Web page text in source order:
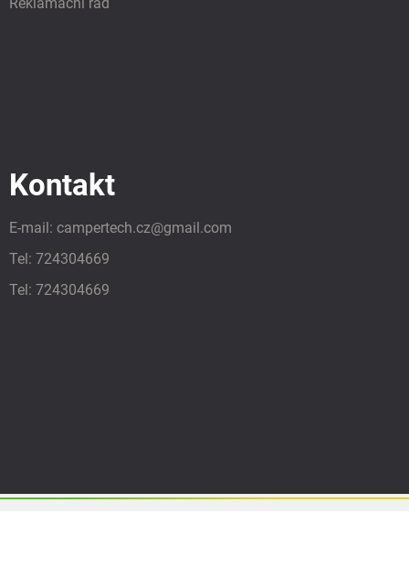
Kontakt
E-mail: campertech.cz@gmail.com
Tel: 724304669
Tel: 724304669